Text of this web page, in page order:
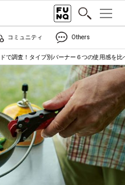
コミュニティ Others
で調査！タイプ別バーナー６つの使用感を比